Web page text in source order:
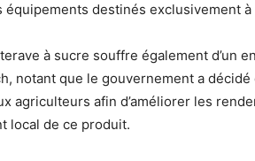
équipements destinés exclusivement
à sucre souffre également d’un
notant que le gouvernement a décidé
agriculteurs afin d’améliorer les
local de ce produit.